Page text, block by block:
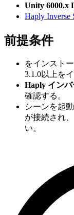
Unity 6000.x
Haply Inverse
前提条件
をインスト
3.1.0以上を
Haply イン
確認する。
シーンを起
が接続され
い。